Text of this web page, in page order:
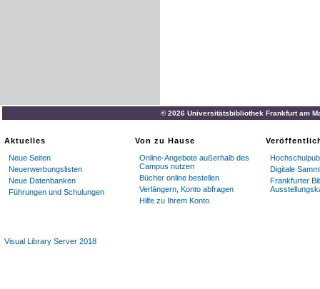
© 2026 Universitätsbibliothek Frankfurt am
Aktuelles
Neue Seiten
Neuerwerbungslisten
Neue Datenbanken
Führungen und Schulungen
Von zu Hause
Online-Angebote außerhalb des
Campus nutzen
Bücher online bestellen
Verlängern, Konto abfragen
Hilfe zu Ihrem Konto
Digitale
Frankfurter
Visual Library Server 2018